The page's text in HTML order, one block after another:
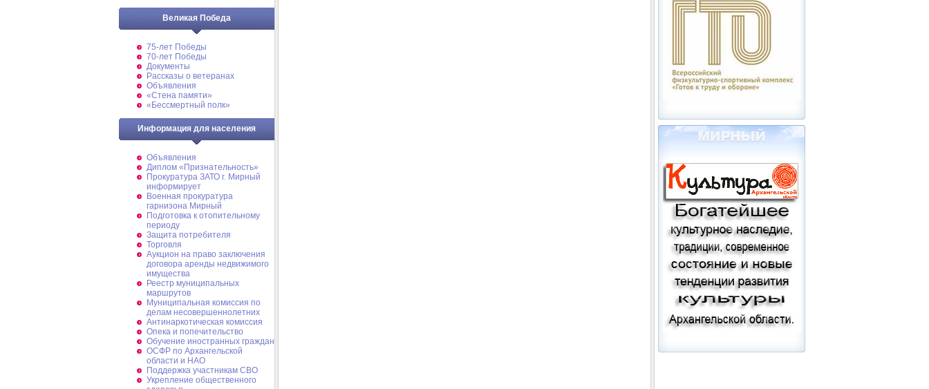
Великая Победа
75-лет Победы
70-лет Победы
Документы
Рассказы о ветеранах
Объявления
«Стена памяти»
«Бессмертный полк»
Информация для населения
Объявления
Диплом «Признательность»
Прокуратура ЗАТО г. Мирный
информирует
Военная прокуратура
гарнизона Мирный
Подготовка к отопительному
периоду
Защита потребителя
Торговля
Аукцион на право заключения
договора аренды недвижимого
имущества
Реестр муниципальных
маршрутов
Муниципальная комиссия по
делам несовершеннолетних
Антинаркотическая комиссия
Опека и попечительство
Обучение иностранных граждан
ОСФР по Архангельской
области и НАО
Поддержка участникам СВО
Укрепление общественного